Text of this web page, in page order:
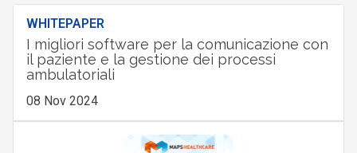
WHITEPAPER
I migliori software per la comunicazione con
il paziente e la gestione dei processi
ambulatoriali
08 Nov 2024